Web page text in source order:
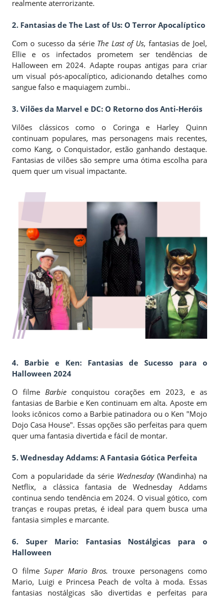
realmente aterrorizante.
2. Fantasias de The Last of Us: O Terror Apocalíptico
Com o sucesso da série The Last of Us, fantasias de Joel,
Ellie e os infectados prometem ser tendências de
Halloween em 2024. Adapte roupas antigas para criar
um visual pós-apocalíptico, adicionando detalhes como
sangue falso e maquiagem zumbi..
3. Vilões da Marvel e DC: O Retorno dos Anti-Heróis
Vilões clássicos como o Coringa e Harley Quinn
continuam populares, mas personagens mais recentes,
como Kang, o Conquistador, estão ganhando destaque.
Fantasias de vilões são sempre uma ótima escolha para
quem quer um visual impactante.
4. Barbie e Ken: Fantasias de Sucesso para o
Halloween 2024
O filmeBarbie conquistou corações em 2023, e as
fantasias de Barbie e Ken continuam em alta. Aposte em
looks icônicos como a Barbie patinadora ou o Ken "Mojo
Dojo Casa House". Essas opções são perfeitas para quem
quer uma fantasia divertida e fácil de montar.
5. Wednesday Addams: A Fantasia Gótica Perfeita
Com a popularidade da série Wednesday(Wandinha) na
Netflix, a clássica fantasia de Wednesday Addams
continua sendo tendência em 2024. O visual gótico, com
tranças e roupas pretas, é ideal para quem busca uma
fantasia simples e marcante.
6. Super Mario: Fantasias Nostálgicas para o
Halloween
O filmeSuper Mario Bros. trouxe personagens como
Mario, Luigi e Princesa Peach de volta à moda. Essas
fantasias nostálgicas são divertidas e perfeitas para